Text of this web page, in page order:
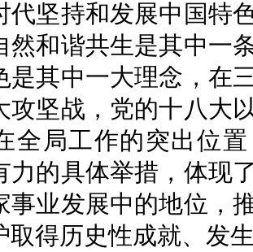
代坚持和发展中国特
然和谐共生是其中一
是其中一大理念，在
攻坚战，党的十八大
全局工作的突出位
力的具体举措，体现
事业发展中的地位，
取得历史性成就、发